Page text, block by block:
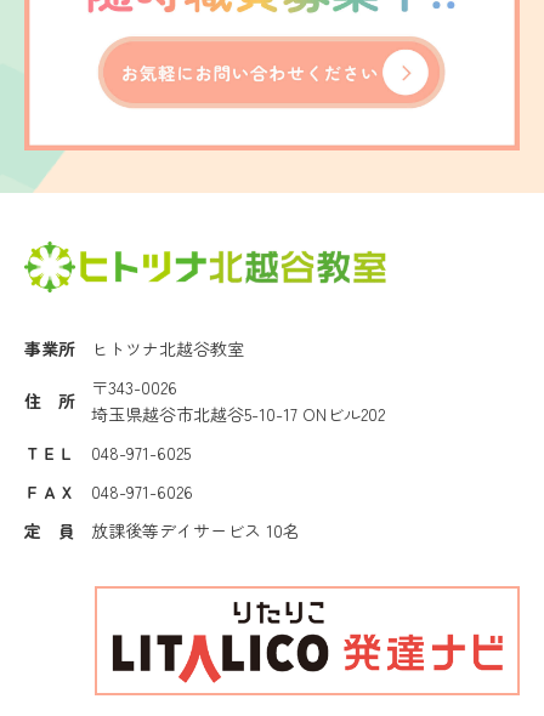
事業所 ヒトツナ北越谷教室
住 所
〒343-0026
埼玉県越谷市北越谷5-10-17 ONビル202
ＴＥＬ
048-971-6025
ＦＡＸ
048-971-6026
定 員
放課後等デイサービス 10名